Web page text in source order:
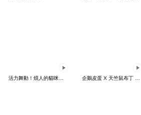
活力舞動！煩人的貓咪★迷你版 2 企鵝皮蛋 X 天竺鼠布丁 有點厭世